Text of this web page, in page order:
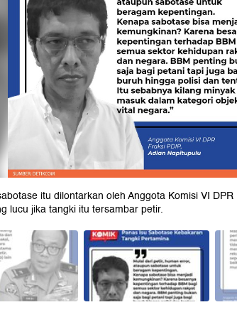
itu dilontarkan oleh Anggota Komisi VI
lucu jika tangki itu tersambar petir.